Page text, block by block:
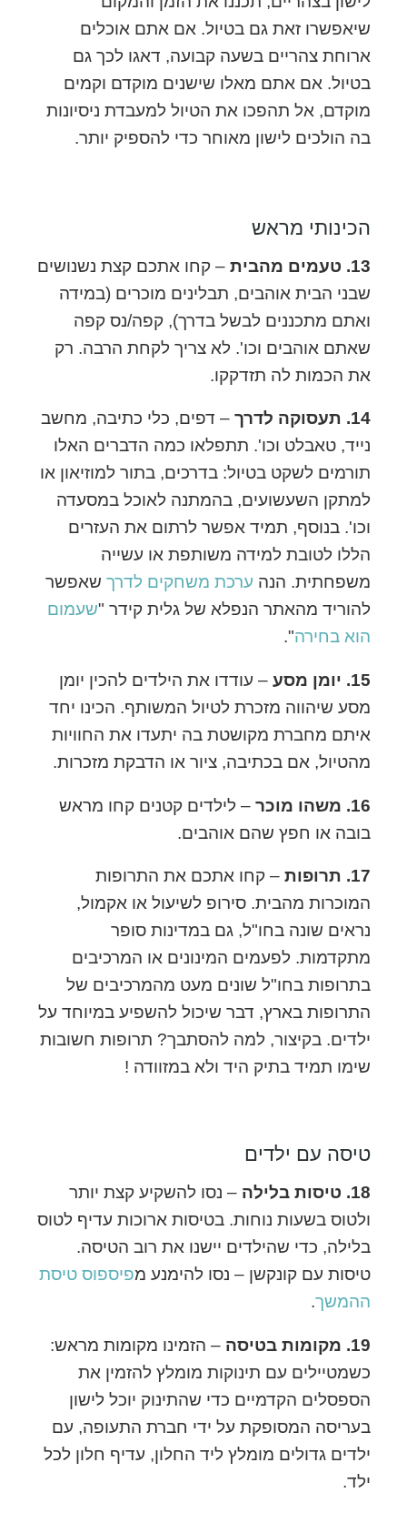
שיאפשרו זאת גם בטיול. אם אתם אוכלים
ארוחת צהריים בשעה קבועה, דאגו לכך גם
בטיול. אם אתם מאלו שישנים מוקדם וקמים
מוקדם, אל תהפכו את הטיול למעבדת ניסיונות
בה הולכים לישון מאוחר כדי להספיק יותר.
הכינותי מראש
13. טעמים מהבית
– קחו אתכם קצת נשנושים
שבני הבית אוהבים, תבלינים מוכרים (במידה
ואתם מתכננים לבשל בדרך), קפה/נס קפה
שאתם אוהבים וכו'. לא צריך לקחת הרבה. רק
את הכמות לה תזדקקו.
14. תעסוקה לדרך
– דפים, כלי כתיבה, מחשב
נייד, טאבלט וכו'. תתפלאו כמה הדברים האלו
תורמים לשקט בטיול: בדרכים, בתור למוזיאון או
למתקן השעשועים, בהמתנה לאוכל במסעדה
וכו'. בנוסף, תמיד אפשר לרתום את העזרים
הללו לטובת למידה משותפת או עשייה
משפחתית. הנה ערכת משחקים לדרך שאפשר
להוריד מהאתר הנפלא של גלית קידר "שעמום
הוא בחירה".
15. יומן מסע
– עודדו את הילדים להכין יומן
מסע שיהווה מזכרת לטיול המשותף. הכינו יחד
איתם מחברת מקושטת בה יתעדו את החוויות
מהטיול, אם בכתיבה, ציור או הדבקת מזכרות.
16. משהו מוכר
– לילדים קטנים קחו מראש
בובה או חפץ שהם אוהבים.
17. תרופות
– קחו אתכם את התרופות
המוכרות מהבית. סירופ לשיעול או אקמול,
נראים שונה בחו"ל, גם במדינות סופר
מתקדמות. לפעמים המינונים או המרכיבים
בתרופות בחו"ל שונים מעט מהמרכיבים של
התרופות בארץ, דבר שיכול להשפיע במיוחד על
ילדים. בקיצור, למה להסתבך? תרופות חשובות
שימו תמיד בתיק היד ולא במזוודה !
טיסה עם ילדים
18. טיסות בלילה
– נסו להשקיע קצת יותר
ולטוס בשעות נוחות. בטיסות ארוכות עדיף לטוס
בלילה, כדי שהילדים יישנו את רוב הטיסה.
טיסות עם קונקשן – נסו להימנע מפיספוס טיסת
ההמשך.
19. מקומות בטיסה
– הזמינו מקומות מראש:
כשמטיילים עם תינוקות מומלץ להזמין את
הספסלים הקדמיים כדי שהתינוק יוכל לישון
בעריסה המסופקת על ידי חברת התעופה, עם
ילדים גדולים מומלץ ליד החלון, עדיף חלון לכל
ילד.